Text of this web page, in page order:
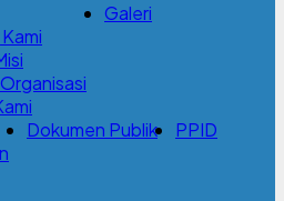
Galeri
Dokumen Publik PPID